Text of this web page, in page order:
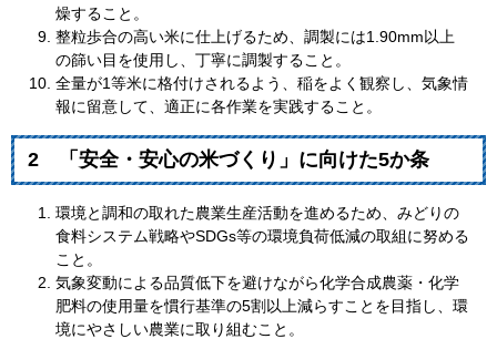
燥すること。
整粒歩合の高い米に仕上げるため、調製には1.90mm以上
の篩い目を使用し、丁寧に調製すること。
全量が1等米に格付けされるよう、稲をよく観察し、気象情
報に留意して、適正に各作業を実践すること。
2 「安全・安心の米づくり」に向けた5か条
環境と調和の取れた農業生産活動を進めるため、みどりの
食料システム戦略やSDGs等の環境負荷低減の取組に努める
こと。
気象変動による品質低下を避けながら化学合成農薬・化学
肥料の使用量を慣行基準の5割以上減らすことを目指し、環
境にやさしい農業に取り組むこと。